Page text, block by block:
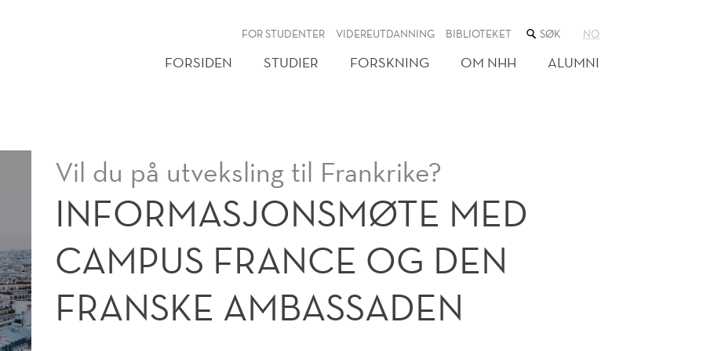
FOR STUDENTER VIDEREUTDANNING BIBLIOTEKET SØK
NETTSTEDET
NO
FORSIDEN STUDIER FORSKNING OM NHH ALUMNI
Vil du på utveksling til Frankrike?
INFORMASJONSMØTE MED
CAMPUS FRANCE OG DEN
FRANSKE AMBASSADEN